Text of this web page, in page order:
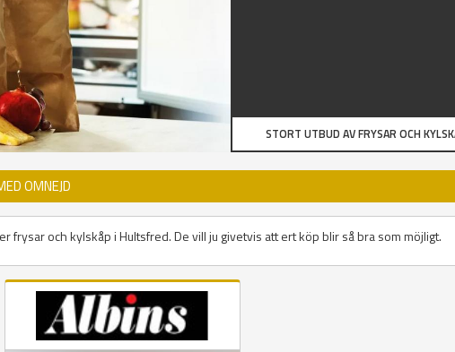
STORT UTBUD AV FRYSAR OCH
OMNEJD
frysar och kylskåp i Hultsfred. De vill ju givetvis att ert köp blir så bra som möjligt.